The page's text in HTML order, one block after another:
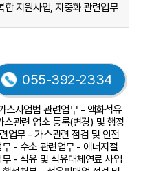
합 지원사업, 지중화 관련업무
055-392-2334
스사업법 관련업무- 액화석유
스관련 업소 등록(변경) 및 행정
업무- 가스관련 점검 및 안전
- 수소 관련업무- 에너지절
- 석유 및 석유대체연료 사업